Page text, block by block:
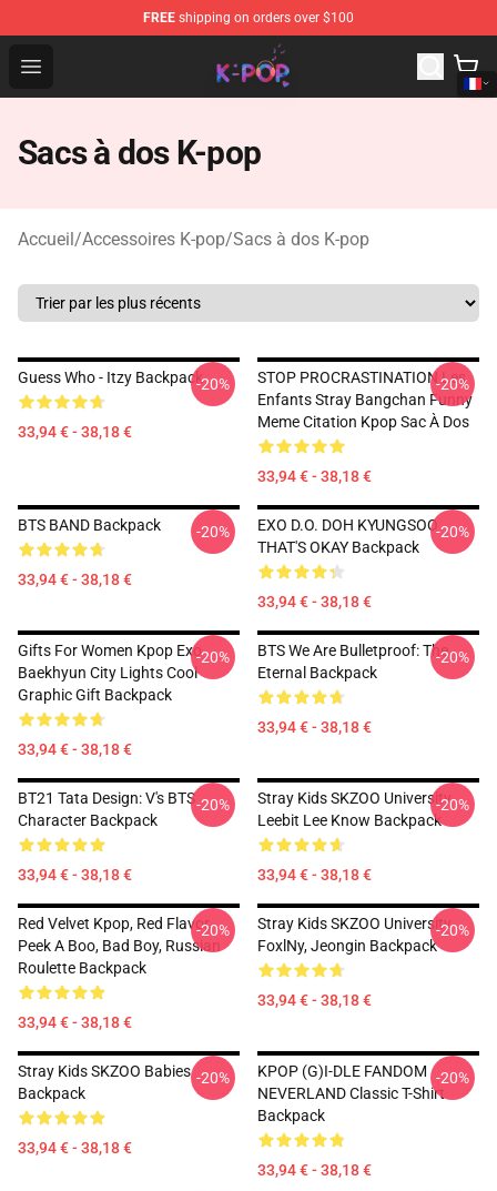
FREE shipping on orders over $100
Open menu
K-pop Store - Official K-pop Merchandise Shop
Sacs à dos K-pop
Accueil/Accessoires K-pop/Sacs à dos K-pop
Guess Who - Itzy Backpack
33,94 € - 38,18 €
-20%
STOP PROCRASTINATION Les
Enfants Stray Bangchan Funny
Meme Citation Kpop Sac À Dos
33,94 € - 38,18 €
-20%
BTS BAND Backpack
33,94 € - 38,18 €
-20%
EXO D.O. DOH KYUNGSOO
THAT'S OKAY Backpack
33,94 € - 38,18 €
-20%
Gifts For Women Kpop Exo
Baekhyun City Lights Cool
Graphic Gift Backpack
33,94 € - 38,18 €
-20%
BTS We Are Bulletproof: The
Eternal Backpack
33,94 € - 38,18 €
-20%
BT21 Tata Design: V's BTS
Character Backpack
33,94 € - 38,18 €
-20%
Stray Kids SKZOO University
Leebit Lee Know Backpack
33,94 € - 38,18 €
-20%
Red Velvet Kpop, Red Flavor,
Peek A Boo, Bad Boy, Russian
Roulette Backpack
33,94 € - 38,18 €
-20%
Stray Kids SKZOO University
FoxlNy, Jeongin Backpack
33,94 € - 38,18 €
-20%
Stray Kids SKZOO Babies
Backpack
33,94 € - 38,18 €
-20%
KPOP (G)I-DLE FANDOM
NEVERLAND Classic T-Shirt
Backpack
33,94 € - 38,18 €
-20%